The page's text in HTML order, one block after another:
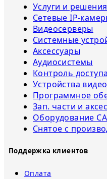
Услуги и решения
Сетевые IP-
Видеосерверы
Системные
Аксессуары
Аудиосистемы
Контроль доступа
Устройства
Программное
Зап. части и
Оборудование
Снятое с
Поддержка клиентов
Оплата